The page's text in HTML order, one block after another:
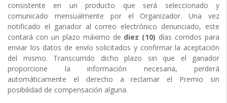
consistente en un producto que será seleccionado y
comunicado mensualmente por el Organizador. Una vez
notificado el ganador al correo electrónico denunciado, este
contará con un plazo máximo de diez (10) días corridos para
enviar los datos de envío solicitados y confirmar la aceptación
del mismo. Transcurrido dicho plazo sin que el ganador
proporcione la información necesaria, perderá
automáticamente el derecho a reclamar el Premio sin
posibilidad de compensación alguna.